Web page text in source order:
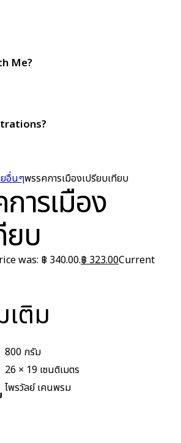
Me?
อื่นๆพรรคการเมืองเปรียบเทียบ
ารเมือง
ยบ
was: ฿ 340.00.฿ 323.00Current
ติม
800 กรัม
26 × 19 เซนติเมตร
ไพรวัลย์ เคนพรม